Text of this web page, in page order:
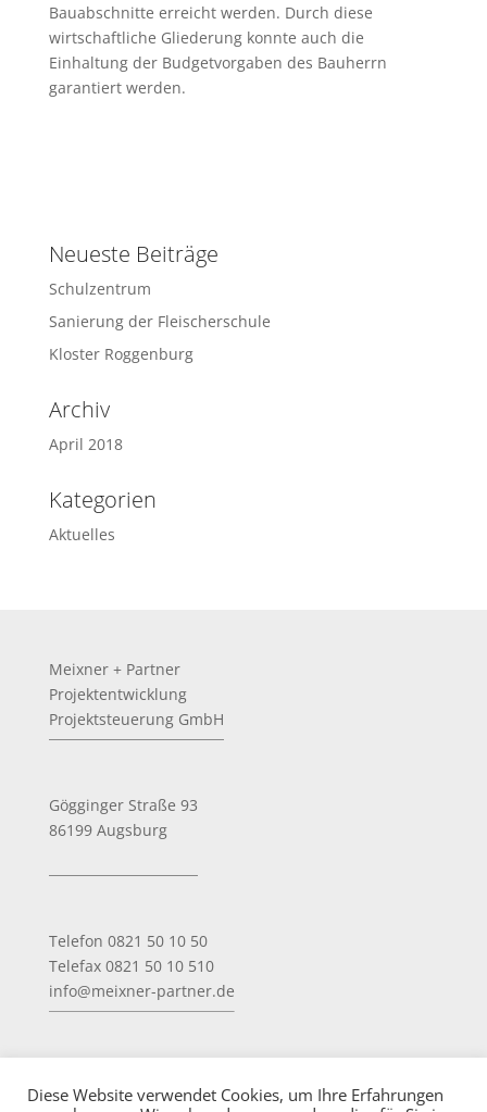
Bauabschnitte erreicht werden. Durch diese
wirtschaftliche Gliederung konnte auch die
Einhaltung der Budgetvorgaben des Bauherrn
garantiert werden.
Neueste Beiträge
Schulzentrum
Sanierung der Fleischerschule
Kloster Roggenburg
Archiv
April 2018
Kategorien
Aktuelles
Meixner + Partner
Projektentwicklung
Projektsteuerung GmbH
Gögginger Straße 93
86199 Augsburg
Telefon 0821 50 10 50
Telefax 0821 50 10 510
info@meixner-partner.de
Datenschutz
Diese Website verwendet Cookies, um Ihre Erfahrungen